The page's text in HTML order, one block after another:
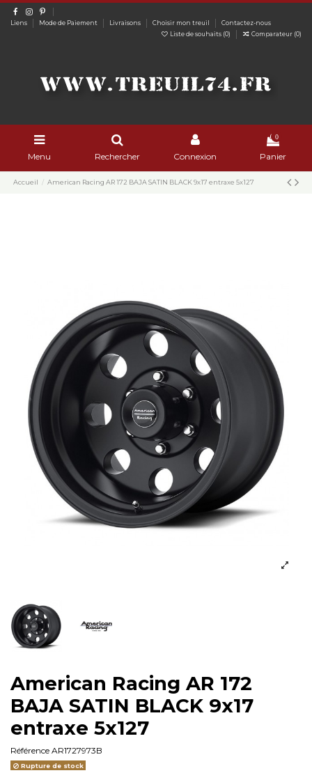
Liens Mode de Paiement Livraisons Choisir mon treuil
Contactez-nous
Liste de souhaits (0) Comparateur (0)
Menu Rechercher Connexion
0
Panier
Accueil American Racing AR 172 BAJA SATIN BLACK 9x17 entraxe 5x127
American Racing AR 172
BAJA SATIN BLACK 9x17
entraxe 5x127
Référence AR1727973B
Rupture de stock